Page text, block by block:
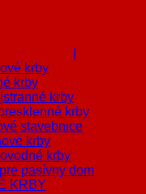
krby
krby
krby
krby
stavebnice
krby
krby
pasívny dom
KRBY